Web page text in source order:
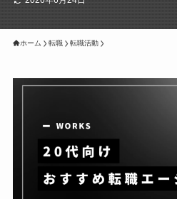
ホーム 転職 転職活動